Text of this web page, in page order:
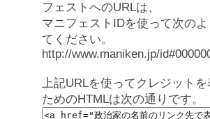
フェストへのURLは、
マニフェストIDを使って次の
てください。
http://www.maniken.jp/
上記URLを使ってクレジットを
ためのHTMLは次の通りです。